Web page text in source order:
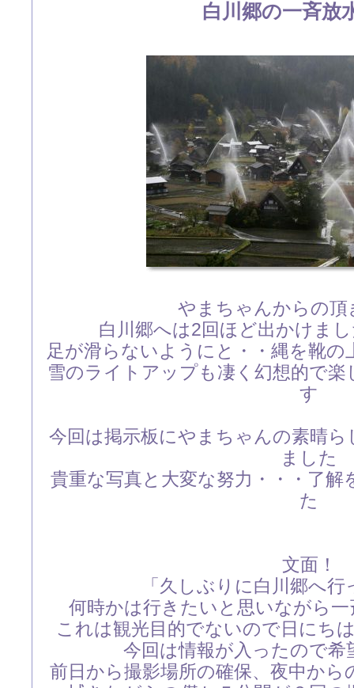
白川郷の一斉放
やまちゃんからの頂
白川郷へは2回ほど出かけま
足が滑らないようにと・・縄を靴
雪のライトアップも凄く幻想的で
す
今回は掲示板にやまちゃんの素晴
ました
貴重な写真と大変な努力・・・了
た
文面！
「久しぶりに白川郷へ
何時かは行きたいと思いながら
これは観光目的でないので日にち
今回は情報が入ったので希
前日から撮影場所の確保、夜中か